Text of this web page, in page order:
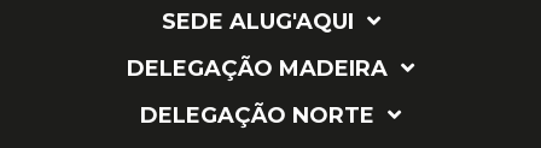
SEDE ALUG'AQUI
DELEGAÇÃO MADEIRA
DELEGAÇÃO NORTE